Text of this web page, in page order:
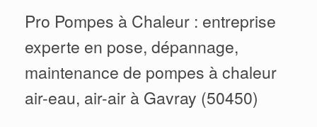
Pro Pompes à Chaleur : entreprise
experte en pose, dépannage,
maintenance de pompes à chaleur
air-eau, air-air à Gavray (50450)